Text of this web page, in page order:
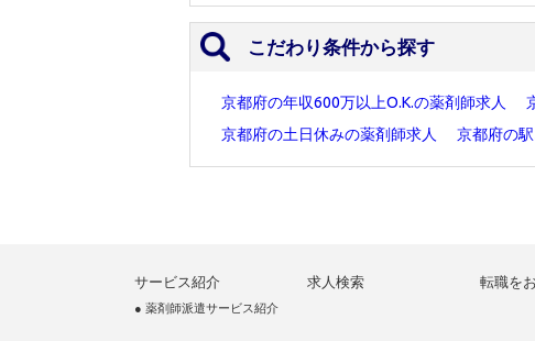
こだわり条件から探す
京都府の年収600万以上O.K.の薬剤師求人
京都府の土日休みの薬剤師求人
京都府の
サービス紹介
● 薬剤師派遣サービス紹介
求人検索 転職を